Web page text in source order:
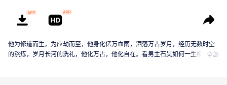
他为修道而生，为应劫而至，他身化亿万血雨，洒落万古岁月，经历无数时空
的熬炼，岁月长河的洗礼，他化万古，他化自在。看男主石昊如何一生极致辉
全部